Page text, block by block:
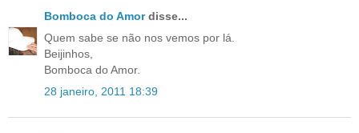
Bomboca do Amordisse...
Quem sabe se não nos vemos por lá.
Beijinhos,
Bomboca do Amor.
28 janeiro, 2011 18:39